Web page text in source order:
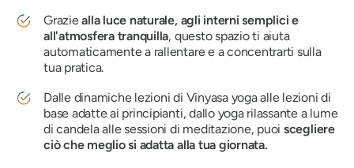
Graziealla luce naturale, agli interni semplici e
all'atmosfera tranquilla, questo spazio ti aiuta
automaticamente a rallentare e a concentrarti sulla
tua pratica.
Dalle dinamiche lezioni di Vinyasa yoga alle lezioni di
base adatte ai principianti, dallo yoga rilassante a lume
di candela alle sessioni di meditazione, puoi scegliere
ciò che meglio si adatta alla tua giornata.